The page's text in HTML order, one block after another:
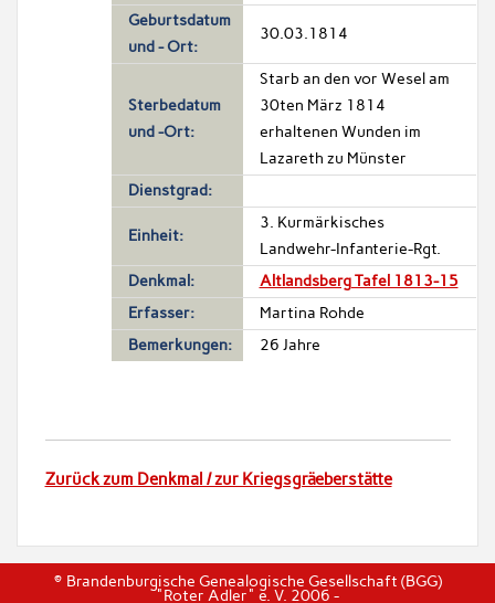
Geburtsdatum
und - Ort:
30.03.1814
Sterbedatum
und -Ort:
Starb an den vor Wesel am
30ten März 1814
erhaltenen Wunden im
Lazareth zu Münster
Dienstgrad:
Einheit:
3. Kurmärkisches
Landwehr-Infanterie-Rgt.
Denkmal:
Altlandsberg Tafel 1813-15
Erfasser:
Martina Rohde
Bemerkungen:
26 Jahre
Zurück zum Denkmal / zur Kriegsgräeberstätte
© Brandenburgische Genealogische Gesellschaft (BGG)
"Roter Adler" e. V. 2006 -